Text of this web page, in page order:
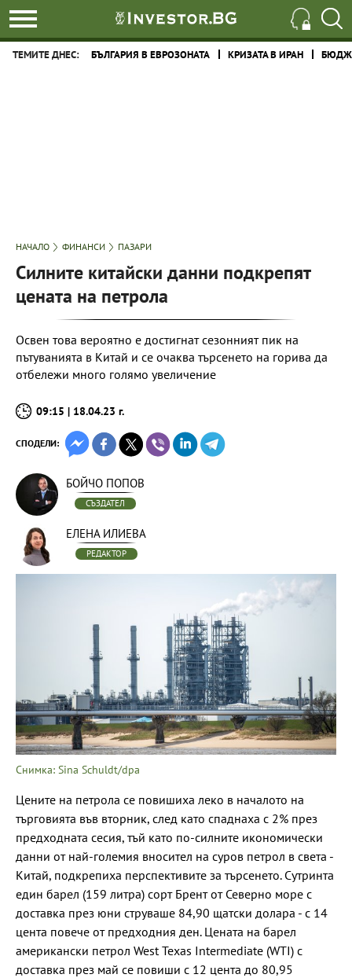
ТЕМИТЕ ДНЕС: БЪЛГАРИЯ В ЕВРОЗОНАТА КРИЗАТА В ИРАН
НАЧАЛО ФИНАНСИ ПАЗАРИ
Силните китайски данни подкрепят
цената на петрола
Освен това вероятно е достигнат сезонният пик на
пътуванията в Китай и се очаква търсенето на горива да
отбележи много голямо увеличение
09:15 | 18.04.23 г.
СПОДЕЛИ:
БОЙЧО ПОПОВ
СЪЗДАТЕЛ
ЕЛЕНА ИЛИЕВА
РЕДАКТОР
Снимка: Sina Schuldt/dpa
Цените на петрола се повишиха леко в началото на
търговията във вторник, след като спаднаха с 2% през
предходната сесия, тъй като по-силните икономически
данни от най-големия вносител на суров петрол в света -
Китай, подкрепиха перспективите за търсенето. Сутринта
един барел (159 литра) сорт Брент от Северно море с
доставка през юни струваше 84,90 щатски долара - с 14
цента повече от предходния ден. Цената на барел
американски петрол West Texas Intermediate (WTI) с
доставка през май се повиши с 12 цента до 80,95